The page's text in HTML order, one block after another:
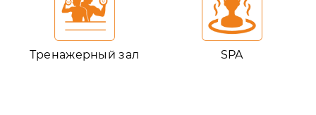
Тренажерный зал SPA